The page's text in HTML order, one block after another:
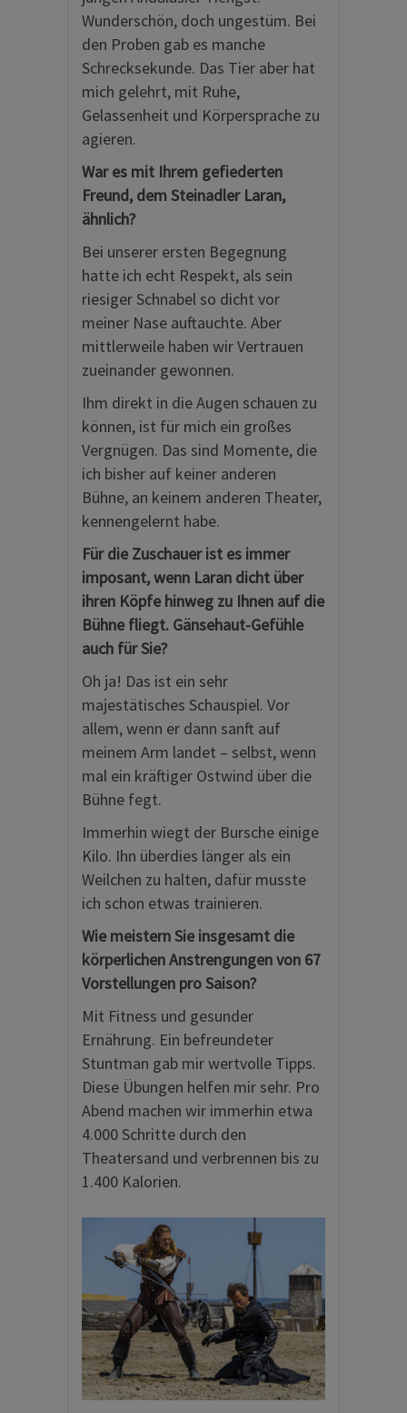
Wunderschön, doch ungestüm. Bei
den Proben gab es manche
Schrecksekunde. Das Tier aber hat
mich gelehrt, mit Ruhe,
Gelassenheit und Körpersprache zu
agieren.
War es mit Ihrem gefiederten
Freund, dem Steinadler Laran,
ähnlich?
Bei unserer ersten Begegnung
hatte ich echt Respekt, als sein
riesiger Schnabel so dicht vor
meiner Nase auftauchte. Aber
mittlerweile haben wir Vertrauen
zueinander gewonnen.
Ihm direkt in die Augen schauen zu
können, ist für mich ein großes
Vergnügen. Das sind Momente, die
ich bisher auf keiner anderen
Bühne, an keinem anderen Theater,
kennengelernt habe.
Für die Zuschauer ist es immer
imposant, wenn Laran dicht über
ihren Köpfe hinweg zu Ihnen auf die
Bühne fliegt. Gänsehaut-Gefühle
auch für Sie?
Oh ja! Das ist ein sehr
majestätisches Schauspiel. Vor
allem, wenn er dann sanft auf
meinem Arm landet – selbst, wenn
mal ein kräftiger Ostwind über die
Bühne fegt.
Immerhin wiegt der Bursche einige
Kilo. Ihn überdies länger als ein
Weilchen zu halten, dafür musste
ich schon etwas trainieren.
Wie meistern Sie insgesamt die
körperlichen Anstrengungen von 67
Vorstellungen pro Saison?
Mit Fitness und gesunder
Ernährung. Ein befreundeter
Stuntman gab mir wertvolle Tipps.
Diese Übungen helfen mir sehr. Pro
Abend machen wir immerhin etwa
4.000 Schritte durch den
Theatersand und verbrennen bis zu
1.400 Kalorien.